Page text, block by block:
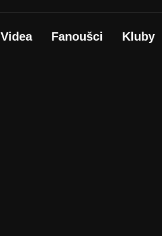
Videa Fanoušci Kluby